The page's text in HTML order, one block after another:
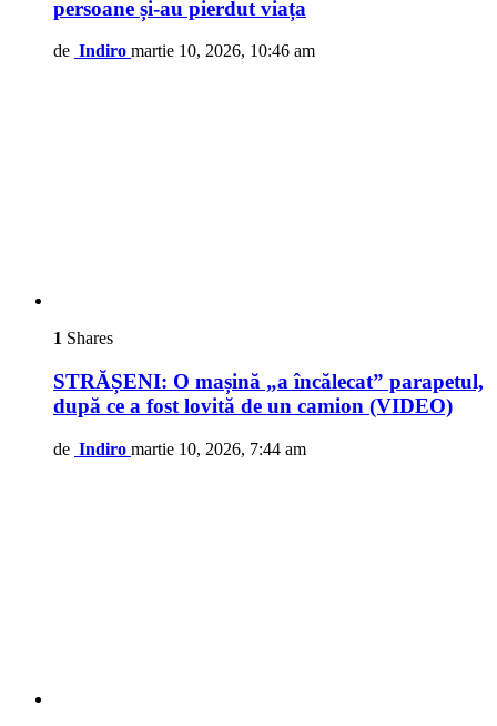
persoane și-au pierdut viața
de Indiro martie 10, 2026, 10:46 am
1 Shares
STRĂȘENI: O mașină „a încălecat” parapetul,
după ce a fost lovită de un camion (VIDEO)
de Indiro martie 10, 2026, 7:44 am